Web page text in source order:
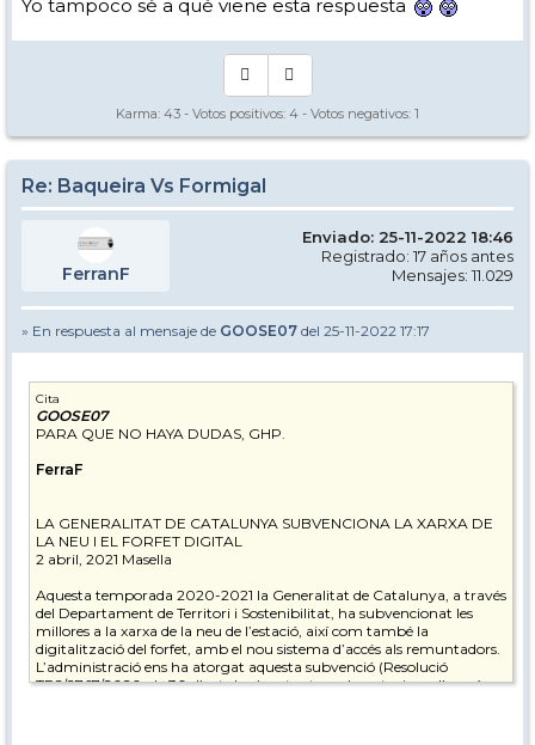
Yo tampoco sé a qué viene esta respuesta
Karma: 43 - Votos positivos: 4 - Votos negativos: 1
Re: Baqueira Vs Formigal
FerranF
Enviado: 25-11-2022 18:46
Registrado: 17 años antes
Mensajes: 11.029
» En respuesta al mensaje de GOOSE07 del 25-11-2022 17:17
Cita
GOOSE07
PARA QUE NO HAYA DUDAS, GHP.
FerraF
LA GENERALITAT DE CATALUNYA SUBVENCIONA LA XARXA DE
LA NEU I EL FORFET DIGITAL
2 abril, 2021 Masella
Aquesta temporada 2020-2021 la Generalitat de Catalunya, a través
del Departament de Territori i Sostenibilitat, ha subvencionat les
millores a la xarxa de la neu de l’estació, així com també la
digitalització del forfet, amb el nou sistema d’accés als remuntadors.
L’administració ens ha atorgat aquesta subvenció (Resolució
TES/2767/2020, de 30 d’octubre) en tant que les estacions d’esquí